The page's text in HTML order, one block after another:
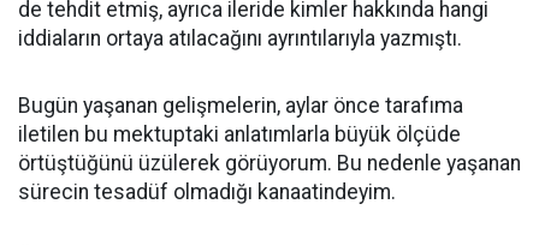
de tehdit etmiş, ayrıca ileride kimler hakkında hangi
iddiaların ortaya atılacağını ayrıntılarıyla yazmıştı.
Bugün yaşanan gelişmelerin, aylar önce tarafıma
iletilen bu mektuptaki anlatımlarla büyük ölçüde
örtüştüğünü üzülerek görüyorum. Bu nedenle yaşanan
sürecin tesadüf olmadığı kanaatindeyim.